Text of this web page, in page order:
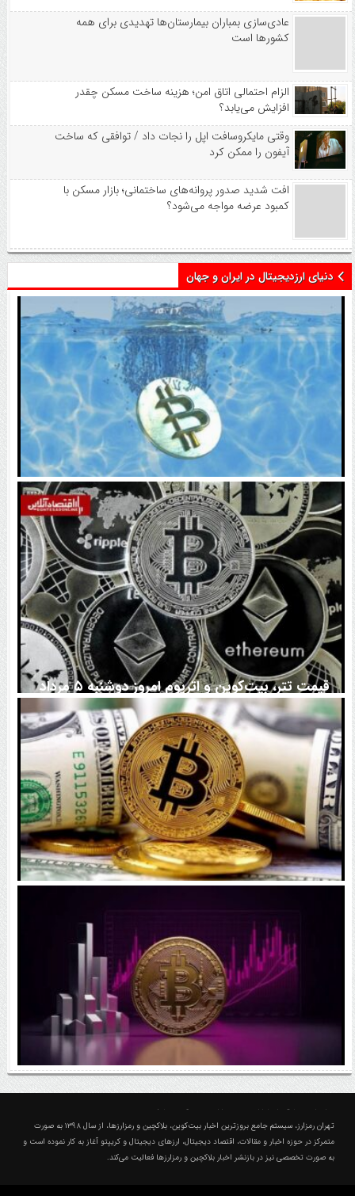
عادی‌سازی بمباران بیمارستان‌ها تهدیدی برای همه
کشورها است
الزام احتمالی اتاق امن؛ هزینه ساخت مسکن چقدر
افزایش می‌یابد؟
وقتی مایکروسافت اپل را نجات داد / توافقی که ساخت
آیفون را ممکن کرد
افت شدید صدور پروانه‌های ساختمانی؛ بازار مسکن با
کمبود عرضه مواجه می‌شود؟
دنیای ارزدیجیتال در ایران و جهان
اتفاق تاریخی در بازار رمزارزها / بیت‌کوین سبز شد
قیمت تتر، بیت‌کوین و اتریوم امروز دوشنبه ۵ مرداد
۱۴۰۵ | بیت‌کوین این مرز را از دست بدهد، همه‌چیز تغییر
می‌کند
اتفاق مهم در بازار رمزارزها / بیت‌کوین وارد فاز تازه شد
تهران رمزارز، سیستم جامع بروزترین اخبار بیت‌کوین، بلاکچین و رمزارزها، از سال ۱۳۹۸ به صورت
متمرکز در حوزه اخبار و مقالات، اقتصاد دیجیتال، ارزهای‌ دیجیتال و کریپتو آغاز به کار نموده است و
به صورت تخصصی نیز در بازنشر اخبار بلاکچین و رمزارزها فعالیت می‌کند.